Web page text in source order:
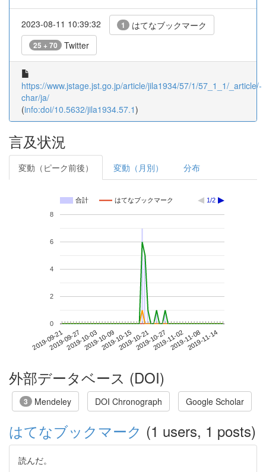
2023-08-11 10:39:32 1 はてなブックマーク
25 + 70 Twitter
https://www.jstage.jst.go.jp/article/jila1934/57/1/57_1_1/_article/-
char/ja/
(info:doi/10.5632/jila1934.57.1)
言及状況
変動（ピーク前後） 変動（月別） 分布
合計 はてなブックマーク 1/2
2019-09-212019-09-272019-10-032019-10-092019-10-152019-10-212019-10-272019-11-022019-11-082019-11-14
0
2
4
6
8
外部データベース (DOI)
3 Mendeley DOI Chronograph Google Scholar
はてなブックマーク (1 users, 1 posts)
読んだ。